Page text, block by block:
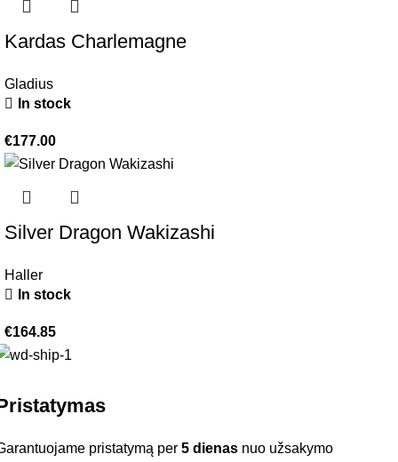
Kardas Charlemagne
Gladius
In stock
€177.00
Silver Dragon Wakizashi
Haller
In stock
€164.85
pristatymą per5 dienas nuo užsakymo